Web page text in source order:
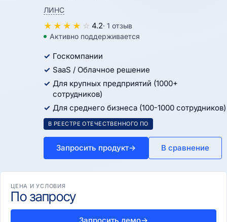
ЛИНС
★ ★ ★ ★ ☆ 4.2· 1 отзыв
Активно поддерживается
Госкомпании
SaaS / Облачное решение
Для крупных предприятий (1000+
сотрудников)
Для среднего бизнеса (100-1000 сотрудников)
В РЕЕСТРЕ ОТЕЧЕСТВЕННОГО ПО
Запросить продукт→ В сравнение
ЦЕНА И УСЛОВИЯ
По запросу